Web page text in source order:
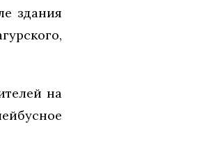
здания
на